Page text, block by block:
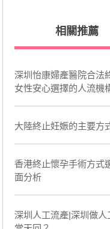
相關推薦
深圳怡康婦產醫院合法
女性安心選擇的人流機
大陸終止妊娠的主要方
香港終止懷孕手術方式
面分析
深圳人工流產|深圳做